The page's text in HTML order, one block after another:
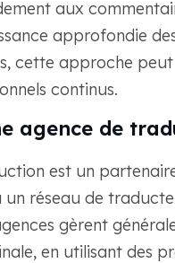
aux
approfondie
cette approche
continus.
agence de
est un
un réseau de
gèrent
en utilisant des